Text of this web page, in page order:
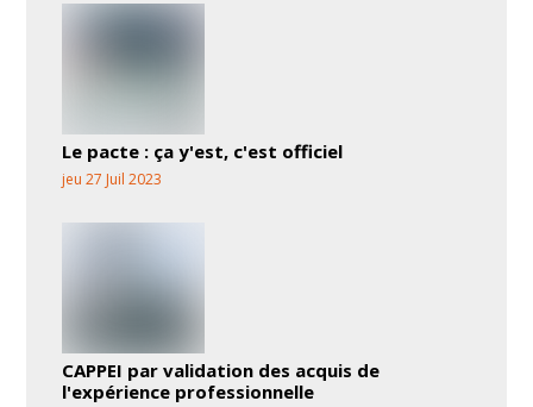
Le pacte : ça y'est, c'est officiel
jeu 27 Juil 2023
CAPPEI par validation des acquis de
l'expérience professionnelle